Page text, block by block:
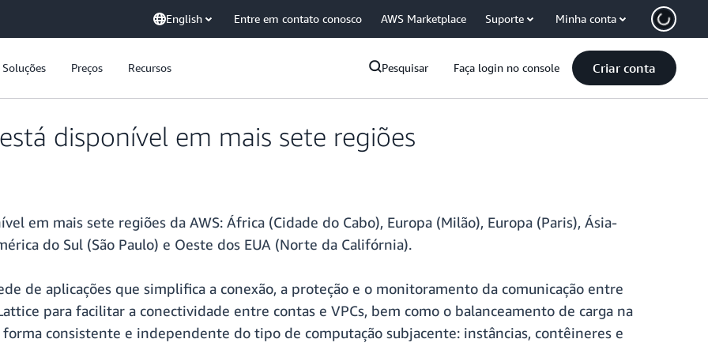
English Entre em contato conosco AWS Marketplace Suporte Minha conta
Soluções Preços Recursos Pesquisar Faça login no console Criar conta
disponível em mais sete regiões
em mais sete regiões da AWS: África (Cidade do Cabo), Europa (Milão), Europa (Paris), Ásia-
do Sul (São Paulo) e Oeste dos EUA (Norte da Califórnia).
de aplicações que simplifica a conexão, a proteção e o monitoramento da comunicação entre
para facilitar a conectividade entre contas e VPCs, bem como o balanceamento de carga na
forma consistente e independente do tipo de computação subjacente: instâncias, contêineres e